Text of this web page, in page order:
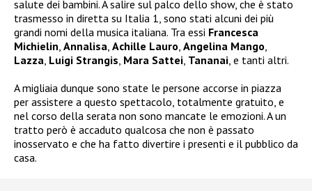
salute dei bambini. A salire sul palco dello show, che è stato
trasmesso in diretta su Italia 1, sono stati alcuni dei più
grandi nomi della musica italiana. Tra essi Francesca
Michielin, Annalisa, Achille Lauro, Angelina Mango,
Lazza, Luigi Strangis, Mara Sattei, Tananai, e tanti altri.
A migliaia dunque sono state le persone accorse in piazza
per assistere a questo spettacolo, totalmente gratuito, e
nel corso della serata non sono mancate le emozioni. A un
tratto però è accaduto qualcosa che non è passato
inosservato e che ha fatto divertire i presenti e il pubblico da
casa.